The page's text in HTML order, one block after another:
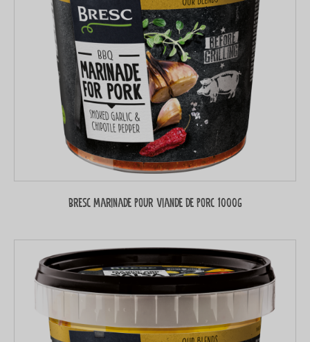
Bresc Marinade pour viande de porc 1000g